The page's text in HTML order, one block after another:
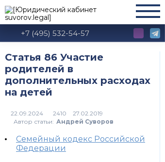
+7 (495) 532-54-57
Статья 86 Участие
родителей в
дополнительных расходах
на детей
2410
Автор статьи: Андрей Суворов
Семейный кодекс Российской
Федерации